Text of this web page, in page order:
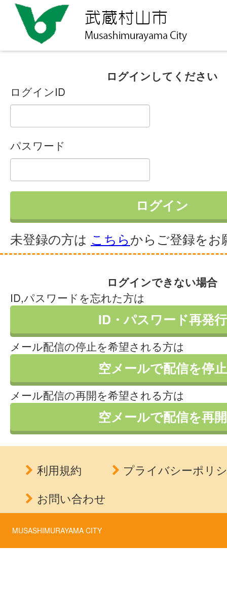
ログインしてください
ログインID
パスワード
未登録の方は こちらからご登録をお
ログインできない場合
ID,パスワードを忘れた方は
ID・パスワード再発行
メール配信の停止を希望される方は
空メールで配信を停止
メール配信の再開を希望される方は
空メールで配信を再開
利用規約
プライバシーポリ
お問い合わせ
MUSASHIMURAYAMA CITY